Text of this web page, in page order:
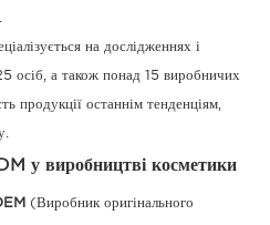
на дослідженнях і
осіб, а також понад 15 виробничих
продукції останнім тенденціям,
у виробництві косметики
(Виробник оригінального